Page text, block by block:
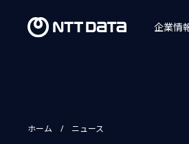
企業情
ホーム ニュース